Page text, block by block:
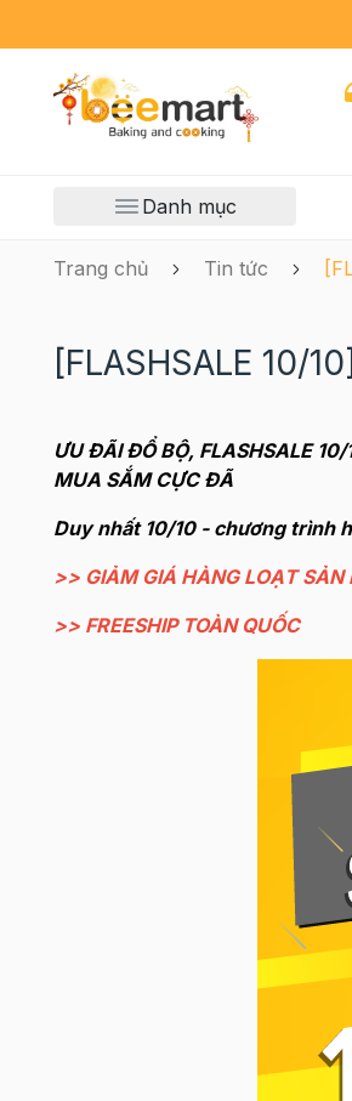
Danh mục
Trang chủ Tin tức
[FLASHSALE 10/
ƯU ĐÃI ĐỔ BỘ, FLASHSALE
MUA SẮM CỰC ĐÃ
Duy nhất 10/10 - chương trình
>> GIẢM GIÁ HÀNG LOẠT
>> FREESHIP TOÀN QUỐC